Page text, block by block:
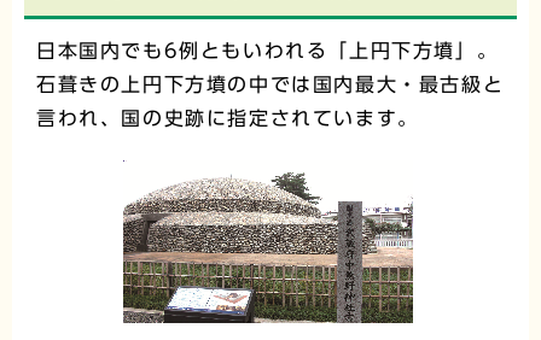
日本国内でも6例ともいわれる「上円下方墳」。
石葺きの上円下方墳の中では国内最大・最古級と
言われ、国の史跡に指定されています。